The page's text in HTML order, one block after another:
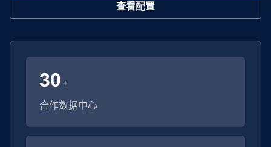
查看配置
30+
合作数据中心